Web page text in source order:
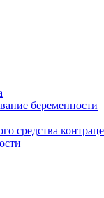
беременности
средства